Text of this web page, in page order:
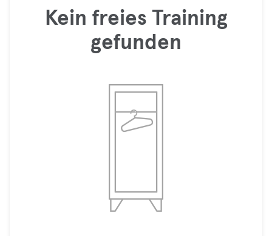
Kein freies Training
gefunden